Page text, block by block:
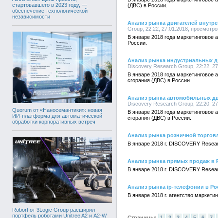
стартовавшего в 2023 году, —
обеспечение технологической
независимости
Quorum от «Наносемантики»: новая
ИИ-платформа для автоматической
обработки корпоративных встреч
Robort от 3Logic Group расширил
портфель роботами Unitree A2 и A2-W
(ДВС) в России.
Анализ рынка двигателей
Group, 22:22, 27.01.2018,
В январе 2018 года маркетинговое
России.
Анализ рынка индустриальных
Discovery Research Group, 22:22,
В январе 2018 года маркетинговое
сгорания (ДВС) в России.
Анализ рынка автомобильных
Discovery Research Group, 22:20,
В январе 2018 года маркетинговое
сгорания (ДВС) в России.
Анализ рынка розничной
В январе 2018 г. DISCOVERY
Анализ рынка прямых продаж в
В январе 2018 г. DISCOVERY
Анализ рынка ip-телефонии в
В январе 2018 г. агентство